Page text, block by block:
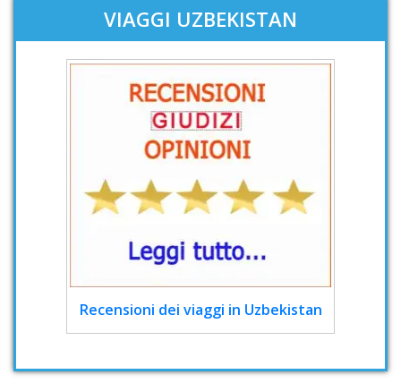
VIAGGI UZBEKISTAN
Recensioni dei viaggi in Uzbekistan